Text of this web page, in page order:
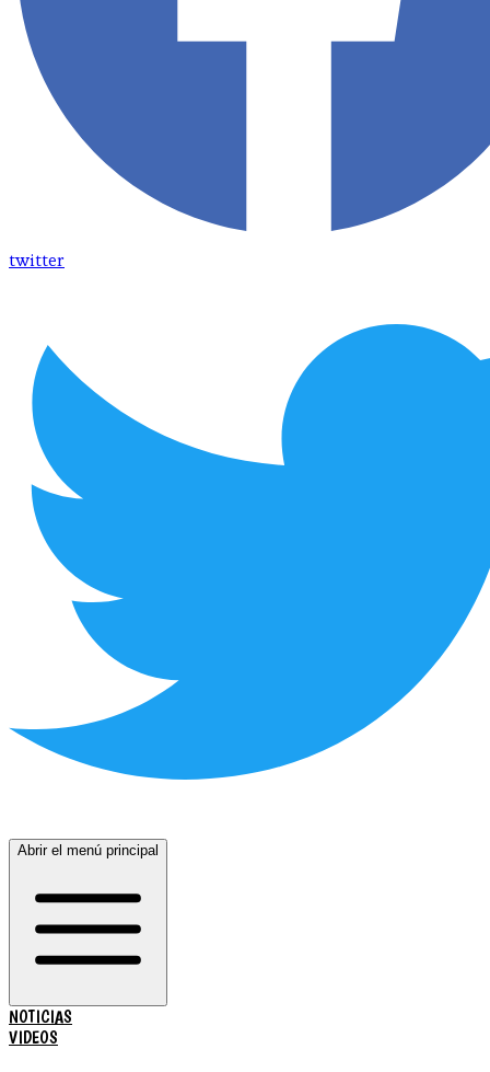
twitter
Abrir el menú principal
NOTICIAS
VIDEOS